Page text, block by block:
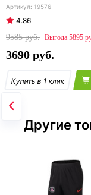
19576
4.86
9585
5895
3690
Другие